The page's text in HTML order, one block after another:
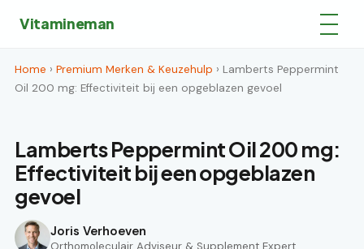
Vitamineman
Home › Premium Merken & Keuzehulp › Lamberts Peppermint
Oil 200 mg: Effectiviteit bij een opgeblazen gevoel
Lamberts Peppermint Oil 200 mg:
Effectiviteit bij een opgeblazen
gevoel
Joris Verhoeven
Orthomoleculair Adviseur & Supplement Expert